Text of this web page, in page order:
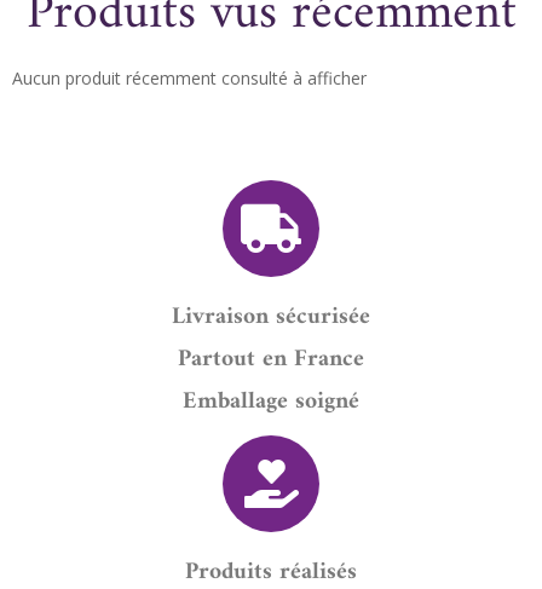
Aucun produit récemment consulté à afficher
Livraison sécurisée
Partout en France
Emballage soigné
Produits réalisés